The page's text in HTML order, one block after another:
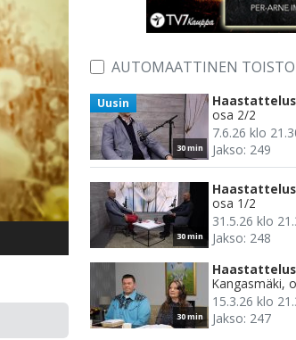
AUTOMAATTINEN TOISTO
30 min
Uusin
osa 2/2
7.6.26 klo
Jakso: 249
30 min
osa 1/2
31.5.26 klo
Jakso: 248
30 min
Kangasmäki,
15.3.26 klo
Jakso: 247